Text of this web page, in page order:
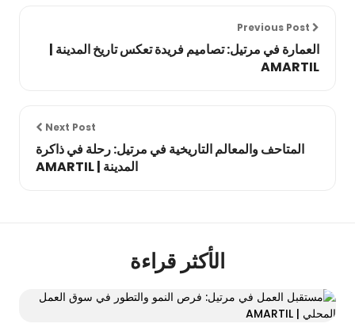
العمارة في مرتيل: تصاميم فريدة تعكس تاريخ المدينة |
AMARTIL
Next Post
المتاحف والمعالم التاريخية في مرتيل: رحلة في ذاكرة
المدينة | AMARTIL
الأكثر قراءة